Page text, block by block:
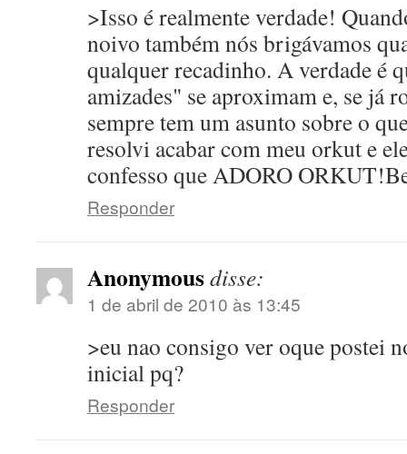
>Isso é realmente verdade!
noivo também nós brigávamos
qualquer recadinho. A verdade é
amizades" se aproximam e, se já
sempre tem um asunto sobre o
resolvi acabar com meu orkut e
confesso que ADORO
Responder
Anonymousdisse:
1 de abril de 2010 às 13:45
>eu nao consigo ver oque postei
inicial pq?
Responder